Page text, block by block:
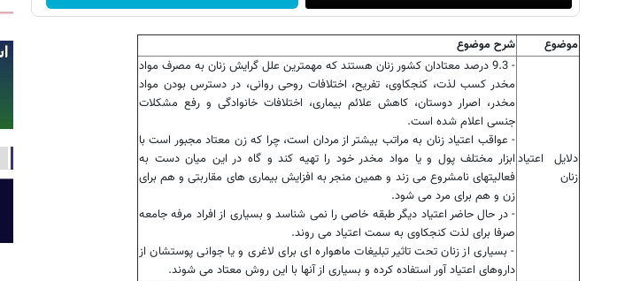
موضوع شرح موضوع
دلایل اعتیاد
زنان
- 9.3 درصد معتادان کشور زنان هستند که مهمترین علل گرایش زنان به مصرف مواد
مخدر کسب لذت، کنجکاوی، تفریح، اختلافات روحی روانی، در دسترس بودن مواد
مخدر، اصرار دوستان، کاهش علائم بیماری، اختلافات خانوادگی و رفع مشکلات
جنسی اعلام شده است.
- عواقب اعتیاد زنان به مراتب بیشتر از مردان است، چرا که زن معتاد مجبور است با
ابزار مختلف پول و یا مواد مخدر خود را تهیه کند و گاه در این میان دست به
فعالیتهای نامشروع می زند و همین منجر به افزایش بیماری های مقاربتی و هم برای
زن و هم برای مرد می شود.
- در حال حاضر اعتیاد دیگر طبقه خاصی را نمی شناسد و بسیاری از افراد مرفه جامعه
صرفا برای لذت کنجکاوی به سمت اعتیاد می روند.
- بسیاری از زنان تحت تاثیر تبلیغات ماهواره ای برای لاغری و یا جوانی پوستشان از
داروهای اعتیاد آور استفاده کرده و بسیاری از آنها با این روش معتاد می شوند.